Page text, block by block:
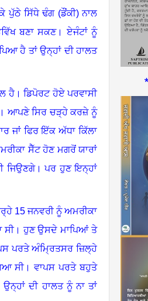
ਪੁੱਠੇ ਸਿੱਧੇ ਢੰਗ (ਡੌਂਕੀ) ਨਾਲ
ਬਣਾ ਸਕਣ।ਏਜੰਟਾਂ ਨੂੰ
ਹੈ ਤਾਂ ਉਨ੍ਹਾਂ ਦੀ ਹਾਲਤ
ਡਿਪੋਰਟ ਹੋਏ ਪਰਵਾਸੀ
। ਆਪਣੇ ਸਿਰ ਚੜ੍ਹੇ ਕਰਜ਼ੇ ਨੂੰ
ਜਾਂ ਫਿਰ ਇੱਕ ਅੱਧਾ ਕਿੱਲਾ
ਸੈੱਟ ਹੋਣ ਮਗਰੋਂ ਯਾਰਾਂ
ਜਿਉਣਗੇ।ਪਰ ਹੁਣ ਇਨ੍ਹਾਂ
15ਜਨਵਰੀ ਨੂੰ ਅਮਰੀਕਾ
ਸੀ।ਹੁਣ ਉਸਦੇ ਮਾਪਿਆਂ ਤੇ
ਪਰਤੇ ਅੰਮ੍ਰਿਤਸਰ ਜ਼ਿਲ੍ਹੇ
ਸੀ।ਵਾਪਸ ਪਰਤੇ ਬਹੁਤੇ
ਉਨ੍ਹਾਂ ਦੀ ਹਾਲਤ ਨੂੰ ਨਾ ਤਾਂ